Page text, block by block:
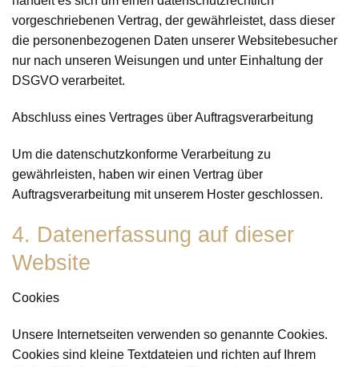
vorgeschriebenen Vertrag, der gewährleistet, dass dieser
die personenbezogenen Daten unserer Websitebesucher
nur nach unseren Weisungen und unter Einhaltung der
DSGVO verarbeitet.
Abschluss eines Vertrages über Auftragsverarbeitung
Um die datenschutzkonforme Verarbeitung zu
gewährleisten, haben wir einen Vertrag über
Auftragsverarbeitung mit unserem Hoster geschlossen.
4. Datenerfassung auf dieser
Website
Cookies
Unsere Internetseiten verwenden so genannte Cookies.
Cookies sind kleine Textdateien und richten auf Ihrem